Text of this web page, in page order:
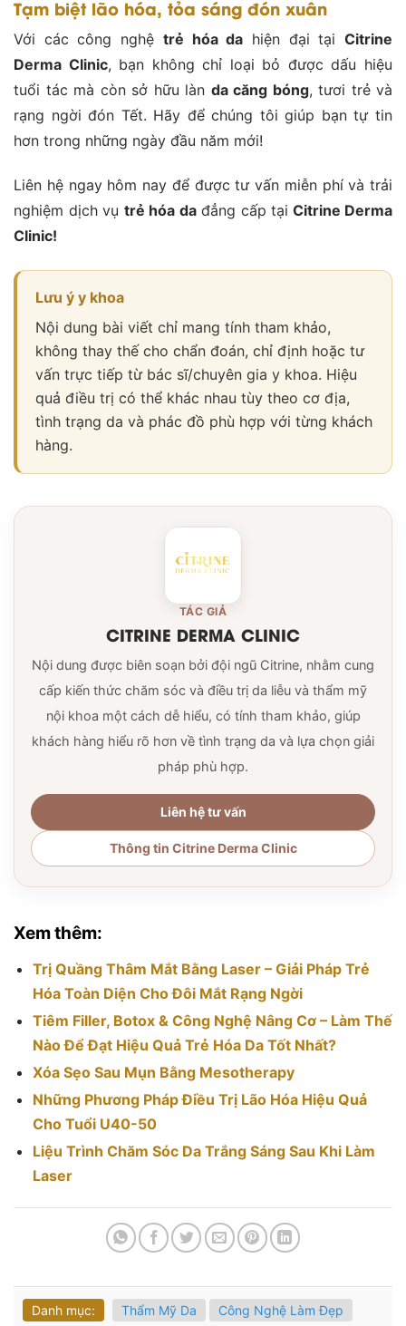
Tạm biệt lão hóa, tỏa sáng đón xuân
Với các công nghệ trẻ hóa da hiện đại tạiCitrine
Derma Clinic, bạn không chỉ loại bỏ được dấu hiệu
tuổi tác mà còn sở hữu làn da căng bóng, tươi trẻ và
rạng ngời đón Tết. Hãy để chúng tôi giúp bạn tự tin
hơn trong những ngày đầu năm mới!
Liên hệ ngay hôm nay để được tư vấn miễn phí và trải
nghiệm dịch vụ trẻ hóa dađẳng cấp tại Citrine Derma
Clinic!
Lưu ý y khoa
Nội dung bài viết chỉ mang tính tham khảo,
không thay thế cho chẩn đoán, chỉ định hoặc tư
vấn trực tiếp từ bác sĩ/chuyên gia y khoa. Hiệu
quả điều trị có thể khác nhau tùy theo cơ địa,
tình trạng da và phác đồ phù hợp với từng khách
hàng.
TÁC GIẢ
CITRINE DERMA CLINIC
Nội dung được biên soạn bởi đội ngũ Citrine, nhằm cung
cấp kiến thức chăm sóc và điều trị da liễu và thẩm mỹ
nội khoa một cách dễ hiểu, có tính tham khảo, giúp
khách hàng hiểu rõ hơn về tình trạng da và lựa chọn giải
pháp phù hợp.
Liên hệ tư vấn
Thông tin Citrine Derma Clinic
Xem thêm:
Trị Quầng Thâm Mắt Bằng Laser – Giải Pháp Trẻ
Hóa Toàn Diện Cho Đôi Mắt Rạng Ngời
Tiêm Filler, Botox & Công Nghệ Nâng Cơ – Làm Thế
Nào Để Đạt Hiệu Quả Trẻ Hóa Da Tốt Nhất?
Xóa Sẹo Sau Mụn Bằng Mesotherapy
Những Phương Pháp Điều Trị Lão Hóa Hiệu Quả
Cho Tuổi U40-50
Liệu Trình Chăm Sóc Da Trắng Sáng Sau Khi Làm
Laser
Danh mục: Thẩm Mỹ Da Công Nghệ Làm Đẹp